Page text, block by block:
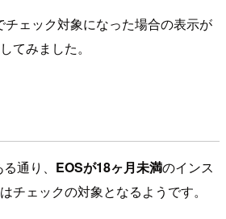
チェック対象になった場合の表示が
てみました。
通り、 EOSが18ヶ月未満のインス
チェックの対象となるようです。